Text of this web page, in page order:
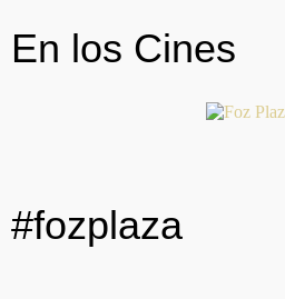
En los Cines
#fozplaza